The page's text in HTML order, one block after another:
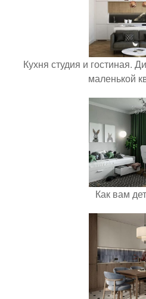
Кухня студия и гостиная.
маленькой
Как вам